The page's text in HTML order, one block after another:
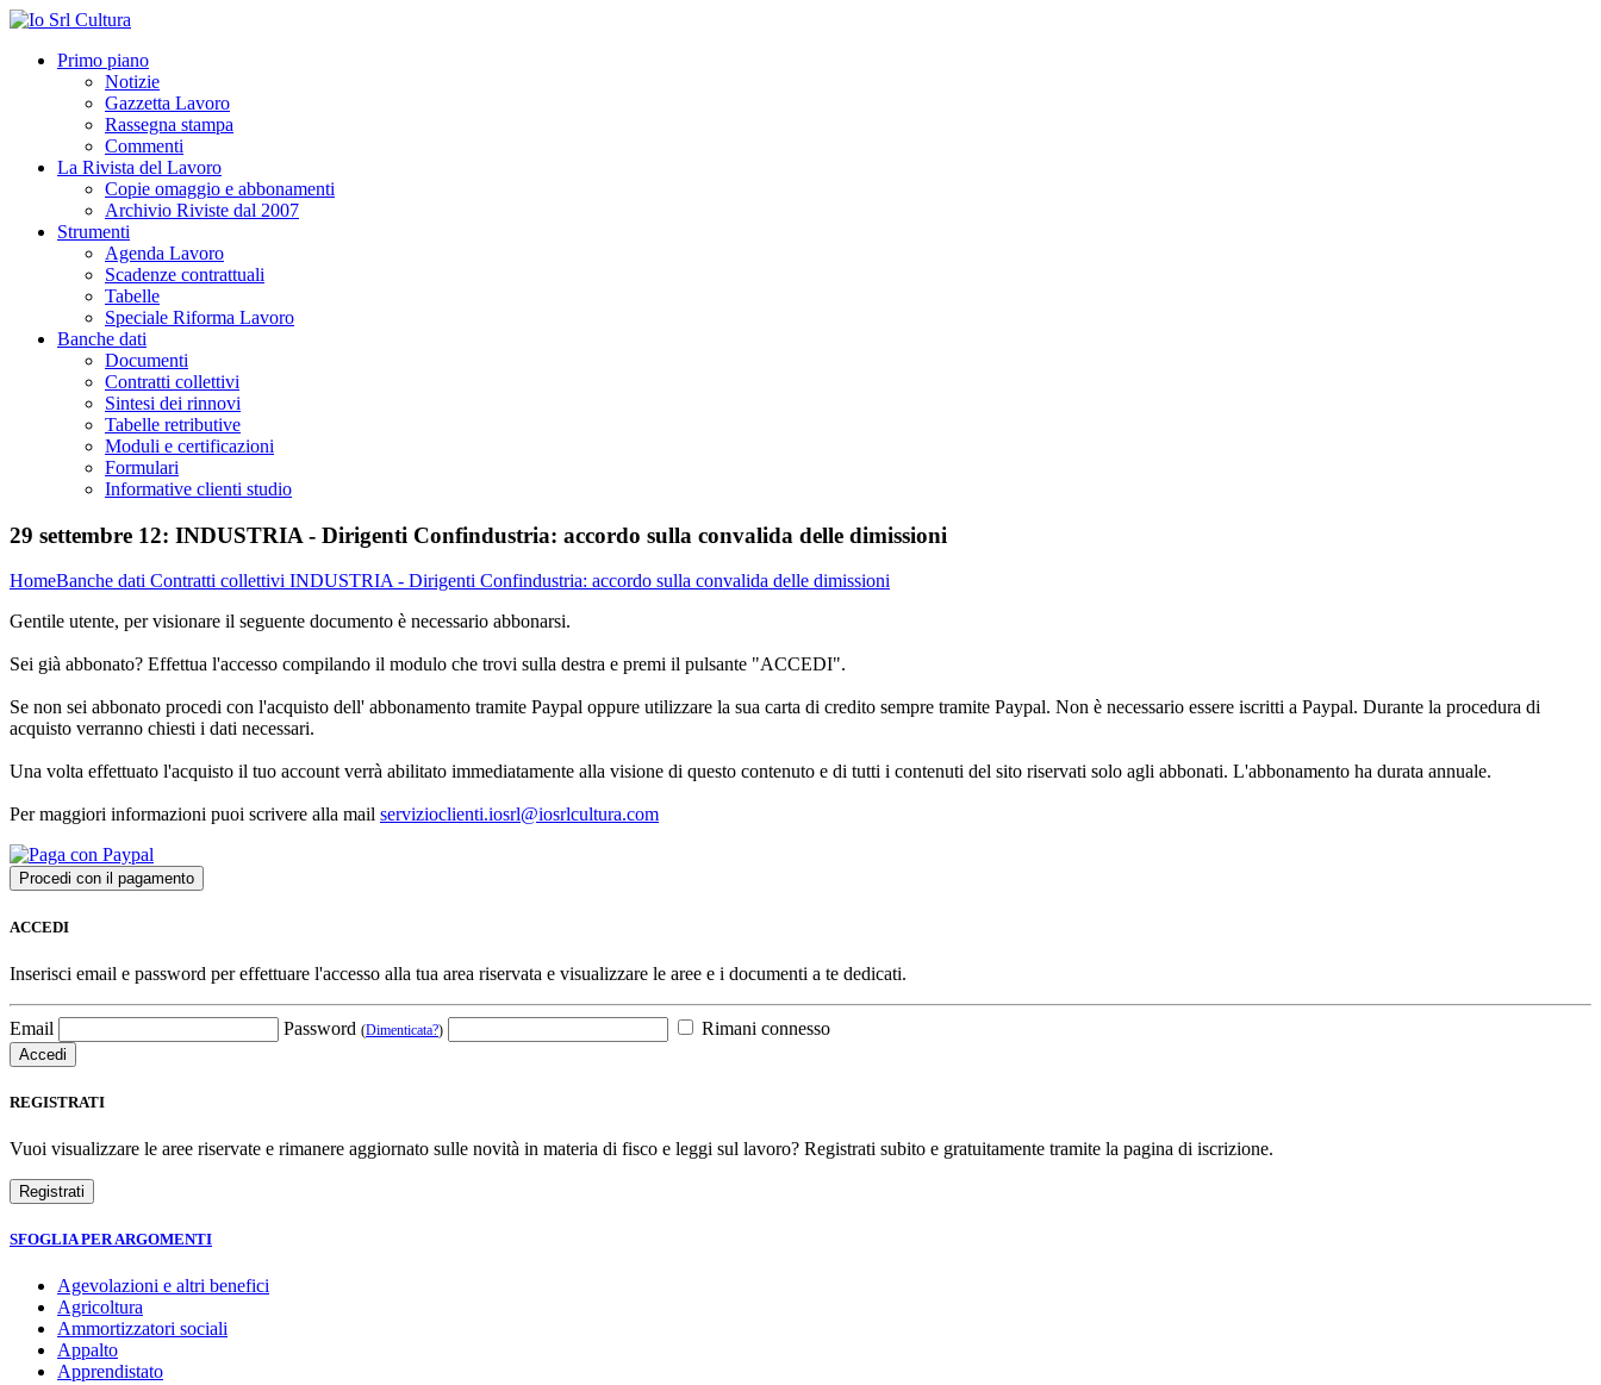
Primo piano
Notizie
Gazzetta Lavoro
Rassegna stampa
Commenti
La Rivista del Lavoro
Copie omaggio e abbonamenti
Archivio Riviste dal 2007
Strumenti
Agenda Lavoro
Scadenze contrattuali
Tabelle
Speciale Riforma Lavoro
Banche dati
Documenti
Contratti collettivi
Sintesi dei rinnovi
Tabelle retributive
Moduli e certificazioni
Formulari
Informative clienti studio
29 settembre 12: INDUSTRIA - Dirigenti Confindustria: accordo sulla convalida delle dimissioni
HomeBanche dati Contratti collettivi INDUSTRIA - Dirigenti Confindustria: accordo sulla convalida delle dimissioni
Gentile utente, per visionare il seguente documento è necessario abbonarsi.
Sei già abbonato? Effettua l'accesso compilando il modulo che trovi sulla destra e premi il pulsante "ACCEDI".
Se non sei abbonato procedi con l'acquisto dell' abbonamento tramite Paypal oppure utilizzare la sua carta di credito sempre tramite Paypal. Non è necessario essere iscritti a Paypal. Durante la procedura di
acquisto verranno chiesti i dati necessari.
Una volta effettuato l'acquisto il tuo account verrà abilitato immediatamente alla visione di questo contenuto e di tutti i contenuti del sito riservati solo agli abbonati. L'abbonamento ha durata annuale.
Per maggiori informazioni puoi scrivere alla mail servizioclienti.iosrl@iosrlcultura.com
ACCEDI
Inserisci email e password per effettuare l'accesso alla tua area riservata e visualizzare le aree e i documenti a te dedicati.
Email Password (Dimenticata?) Rimani connesso
REGISTRATI
Vuoi visualizzare le aree riservate e rimanere aggiornato sulle novità in materia di fisco e leggi sul lavoro? Registrati subito e gratuitamente tramite la pagina di iscrizione.
SFOGLIA PER ARGOMENTI
Agevolazioni e altri benefici
Agricoltura
Ammortizzatori sociali
Appalto
Apprendistato